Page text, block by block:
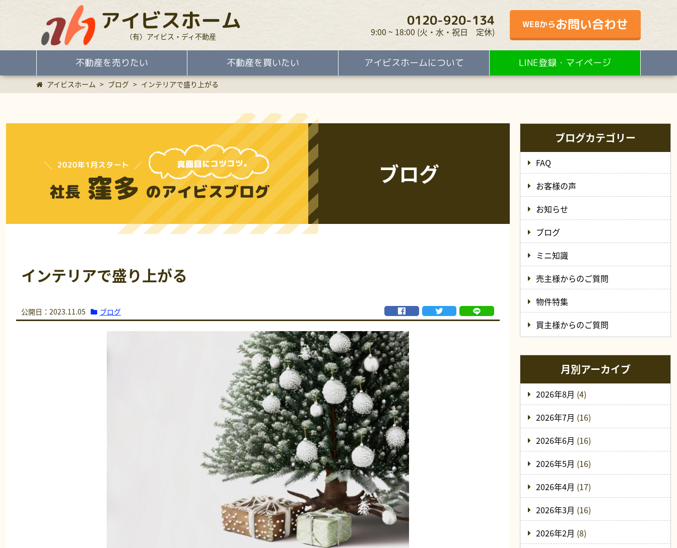
アイビスホーム
（有）アイビス・ディ不動産
0120-920-134
9:00 ~ 18:00 (火・水・祝日 定休)
WEBからお問い合わせ
不動産を売りたい 不動産を買いたい アイビスホームについて LINE登録・マイページ
アイビスホーム > ブログ > インテリアで盛り上がる
ブログ
インテリアで盛り上がる
公開日：2023.11.05 ブログ
ブログカテゴリー
FAQ
お客様の声
お知らせ
ブログ
ミニ知識
売主様からのご質問
物件特集
買主様からのご質問
月別アーカイブ
2026年8月 (4)
2026年7月 (16)
2026年6月 (16)
2026年5月 (16)
2026年4月 (17)
2026年3月 (16)
2026年2月 (8)